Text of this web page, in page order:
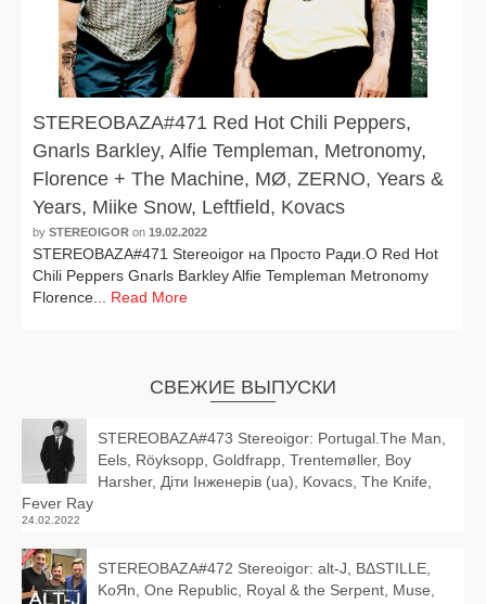
STEREOBAZA#471 Red Hot Chili Peppers,
Gnarls Barkley, Alfie Templeman, Metronomy,
Florence + The Machine, MØ, ZERNO, Years &
Years, Miike Snow, Leftfield, Kovacs
by STEREOIGOR on 19.02.2022
STEREOBAZA#471 Stereoigor на Просто Ради.О Red Hot
Chili Peppers Gnarls Barkley Alfie Templeman Metronomy
Florence... Read More
СВЕЖИЕ ВЫПУСКИ
STEREOBAZA#473 Stereoigor: Portugal.The Man,
Eels, Röyksopp, Goldfrapp, Trentemøller, Boy
Harsher, Діти Інженерів (ua), Kovacs, The Knife,
Fever Ray
24.02.2022
STEREOBAZA#472 Stereoigor: alt‑J, BΔSTILLE,
KoЯn, One Republic, Royal & the Serpent, Muse,